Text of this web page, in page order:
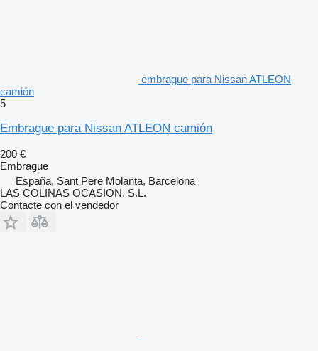
embrague para Nissan ATLEON
camión
5
Embrague para Nissan ATLEON camión
200 €
Embrague
España, Sant Pere Molanta, Barcelona
LAS COLINAS OCASION, S.L.
Contacte con el vendedor